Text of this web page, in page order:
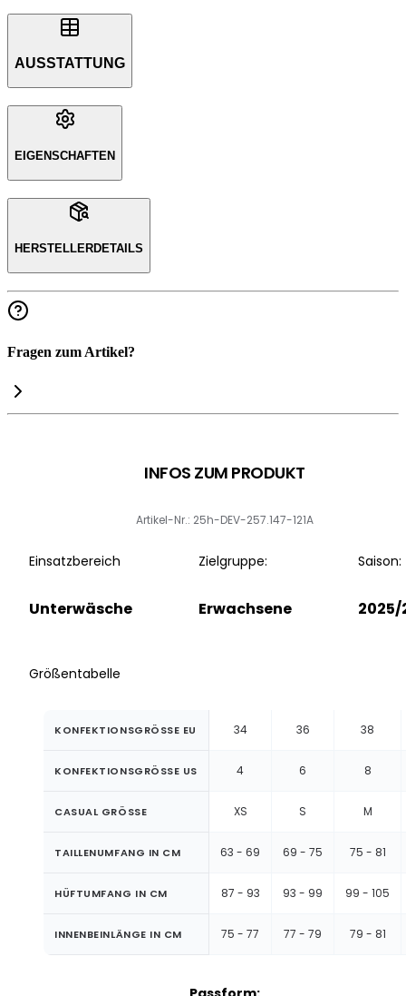
AUSSTATTUNG
EIGENSCHAFTEN
HERSTELLERDETAILS
Fragen zum Artikel?
INFOS ZUM PRODUKT
Artikel-Nr.: 25h-DEV-257.147-121A
Einsatzbereich
Unterwäsche
Zielgruppe:
Erwachsene
Saison:
2025/
Größentabelle
KONFEKTIONSGRÖSSE EU 34 36 38
KONFEKTIONSGRÖSSE US 4 6 8
CASUAL GRÖSSE XS S M
TAILLENUMFANG IN CM 63 - 69 69 - 75 75 - 81
HÜFTUMFANG IN CM 87 - 93 93 - 99 99 - 105
INNENBEINLÄNGE IN CM 75 - 77 77 - 79 79 - 81